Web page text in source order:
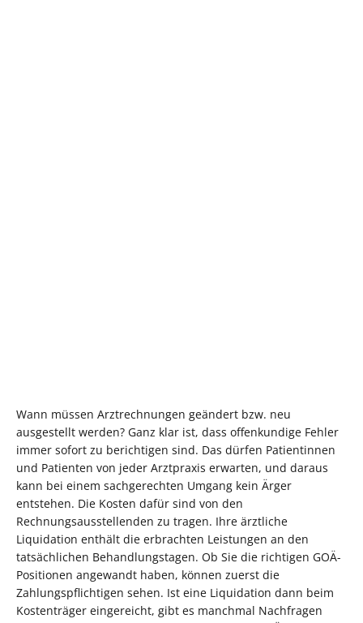
Wann müssen Arztrechnungen geändert bzw. neu
ausgestellt werden? Ganz klar ist, dass offenkundige Fehler
immer sofort zu berichtigen sind. Das dürfen Patientinnen
und Patienten von jeder Arztpraxis erwarten, und daraus
kann bei einem sachgerechten Umgang kein Ärger
entstehen. Die Kosten dafür sind von den
Rechnungsausstellenden zu tragen. Ihre ärztliche
Liquidation enthält die erbrachten Leistungen an den
tatsächlichen Behandlungstagen. Ob Sie die richtigen GOÄ-
Positionen angewandt haben, können zuerst die
Zahlungspflichtigen sehen. Ist eine Liquidation dann beim
Kostenträger eingereicht, gibt es manchmal Nachfragen